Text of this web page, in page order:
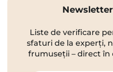
Liste de verificare
sfaturi de la experți,
frumuseții – direct în